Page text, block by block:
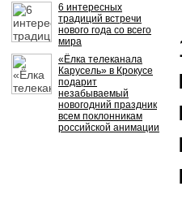
6 интересных
традиций встречи
нового года со всего
мира
«Ёлка телеканала
Карусель» в Крокусе
подарит
незабываемый
новогодний праздник
всем поклонникам
российской анимации